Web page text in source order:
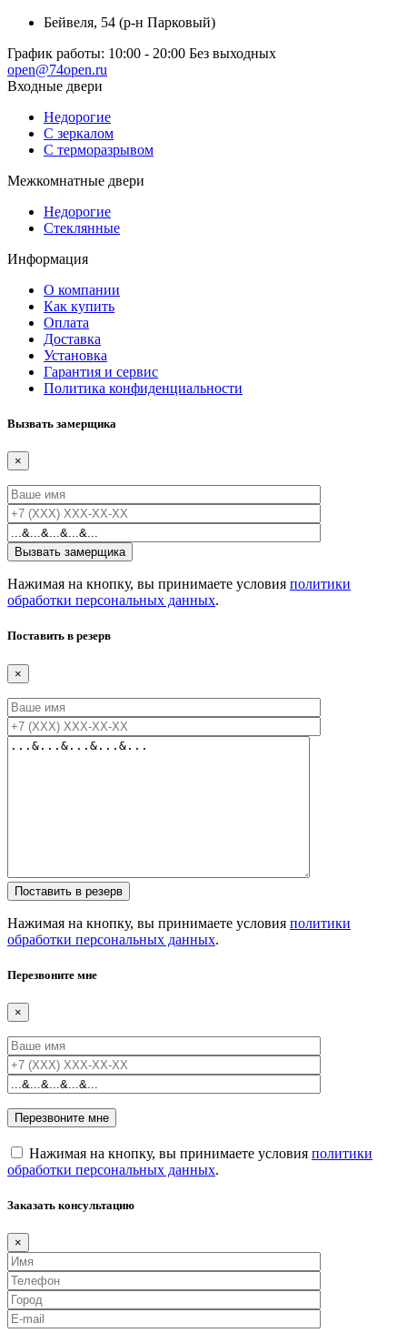
Бейвеля, 54 (р-н Парковый)
График работы: 10:00 - 20:00 Без выходных
open@74open.ru
Входные двери
Недорогие
С зеркалом
С терморазрывом
Межкомнатные двери
Недорогие
Стеклянные
Информация
О компании
Как купить
Оплата
Доставка
Установка
Гарантия и сервис
Политика конфиденциальности
Вызвать замерщика
×
Нажимая на кнопку, вы принимаете условия политики
обработки персональных данных.
Поставить в резерв
×
Нажимая на кнопку, вы принимаете условия политики
обработки персональных данных.
Перезвоните мне
×
Нажимая на кнопку, вы принимаете условия политики
обработки персональных данных.
Заказать консультацию
×